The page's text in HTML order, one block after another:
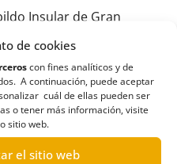
de cookies
con fines analíticos y de
A continuación, puede aceptar
cuál de ellas pueden ser
o tener más información, visite
sitio web.
el sitio web
Insular de Gran
Cargos electos
pública ,Obras
,Servicio de
Triana